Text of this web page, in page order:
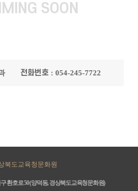
SOON
전화번호 : 054-245-7722
북도교육청문화원
구 환호로 50 (양덕동, 경상북도교육청문화원)